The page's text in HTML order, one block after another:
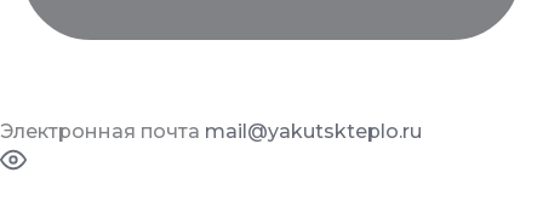
Электронная почта mail@yakutskteplo.ru